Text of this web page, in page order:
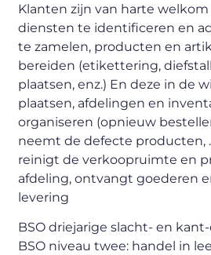
Klanten zijn van harte
diensten te identificeren en
te zamelen, producten en
bereiden (etikettering,
plaatsen, enz.) En deze in de
plaatsen, afdelingen en
organiseren (opnieuw
neemt de defecte producten,
reinigt de verkoopruimte en
afdeling, ontvangt goederen
levering
BSO driejarige slacht- en
BSO niveau twee: handel in